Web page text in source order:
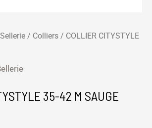
Sellerie / Colliers / COLLIER CITYSTYLE
35-42 M SAUGE